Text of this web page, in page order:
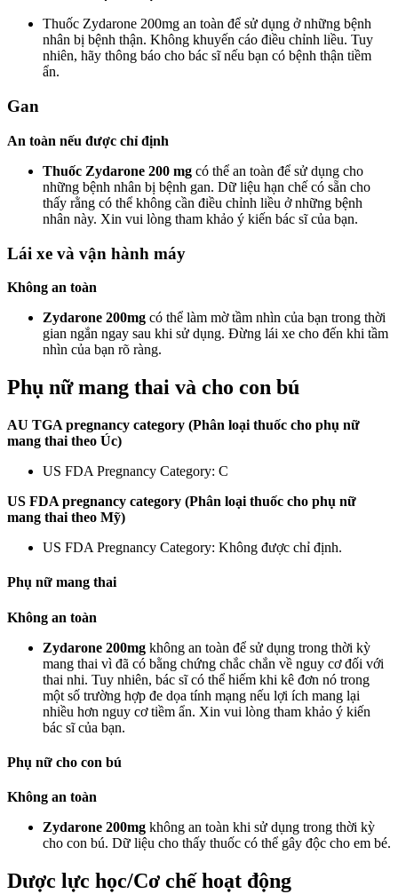
Thuốc Zydarone 200mg an toàn để sử dụng ở những bệnh
nhân bị bệnh thận. Không khuyến cáo điều chỉnh liều. Tuy
nhiên, hãy thông báo cho bác sĩ nếu bạn có bệnh thận tiềm
ẩn.
Gan
An toàn nếu được chỉ định
Thuốc Zydarone 200 mg có thể an toàn để sử dụng cho
những bệnh nhân bị bệnh gan. Dữ liệu hạn chế có sẵn cho
thấy rằng có thể không cần điều chỉnh liều ở những bệnh
nhân này. Xin vui lòng tham khảo ý kiến bác sĩ của bạn.
Lái xe và vận hành máy
Không an toàn
Zydarone 200mg có thể làm mờ tầm nhìn của bạn trong thời
gian ngắn ngay sau khi sử dụng. Đừng lái xe cho đến khi tầm
nhìn của bạn rõ ràng.
Phụ nữ mang thai và cho con bú
AU TGA pregnancy category (Phân loại thuốc cho phụ nữ
mang thai theo Úc)
US FDA Pregnancy Category: C
US FDA pregnancy category (Phân loại thuốc cho phụ nữ
mang thai theo Mỹ)
US FDA Pregnancy Category: Không được chỉ định.
Phụ nữ mang thai
Không an toàn
Zydarone 200mg không an toàn để sử dụng trong thời kỳ
mang thai vì đã có bằng chứng chắc chắn về nguy cơ đối với
thai nhi. Tuy nhiên, bác sĩ có thể hiếm khi kê đơn nó trong
một số trường hợp đe dọa tính mạng nếu lợi ích mang lại
nhiều hơn nguy cơ tiềm ẩn. Xin vui lòng tham khảo ý kiến
bác sĩ của bạn.
Phụ nữ cho con bú
Không an toàn
Zydarone 200mg không an toàn khi sử dụng trong thời kỳ
cho con bú. Dữ liệu cho thấy thuốc có thể gây độc cho em bé.
Dược lực học/Cơ chế hoạt động